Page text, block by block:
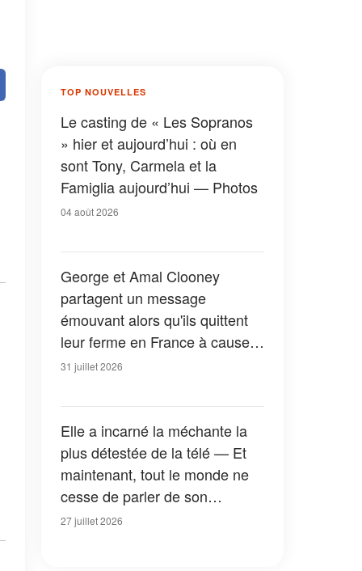
TOP NOUVELLES
Le casting de « Les Sopranos
» hier et aujourd’hui : où en
sont Tony, Carmela et la
Famiglia aujourd’hui — Photos
04 août 2026
George et Amal Clooney
partagent un message
émouvant alors qu'ils quittent
leur ferme en France à cause
des feux de forêt — Tous les
31 juillet 2026
Elle a incarné la méchante la
plus détestée de la télé — Et
maintenant, tout le monde ne
cesse de parler de son
apparition dans la nouvelle
27 juillet 2026